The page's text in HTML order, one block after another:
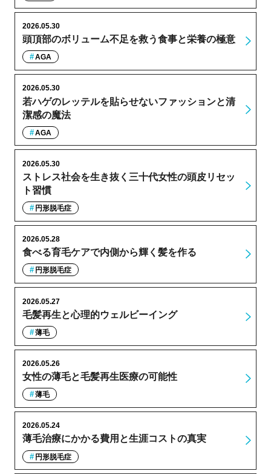
頭頂部のボリューム不足を救う食事と栄養の極意
2026.05.30
AGA
若ハゲのレッテルを貼らせないファッションと清
潔感の魔法
2026.05.30
AGA
ストレス社会を生き抜く三十代女性の頭皮リセッ
ト習慣
2026.05.30
円形脱毛症
食べる育毛ケアで内側から輝く髪を作る
2026.05.28
円形脱毛症
毛髪再生と心理的ウェルビーイング
2026.05.27
薄毛
女性の薄毛と毛髪再生医療の可能性
2026.05.26
薄毛
薄毛治療にかかる費用と生涯コストの真実
2026.05.24
円形脱毛症